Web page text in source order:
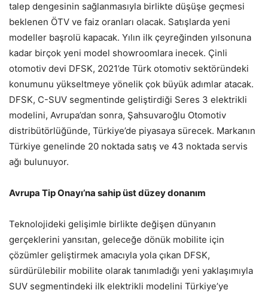
talep dengesinin sağlanmasıyla birlikte düşüşe geçmesi
beklenen ÖTV ve faiz oranları olacak. Satışlarda yeni
modeller başrolü kapacak. Yılın ilk çeyreğinden yılsonuna
kadar birçok yeni model showroomlara inecek. Çinli
otomotiv devi DFSK, 2021’de Türk otomotiv sektöründeki
konumunu yükseltmeye yönelik çok büyük adımlar atacak.
DFSK, C-SUV segmentinde geliştirdiği Seres 3 elektrikli
modelini, Avrupa’dan sonra, Şahsuvaroğlu Otomotiv
distribütörlüğünde, Türkiye’de piyasaya sürecek. Markanın
Türkiye genelinde 20 noktada satış ve 43 noktada servis
ağı bulunuyor.
Avrupa Tip Onayı’na sahip üst düzey donanım
Teknolojideki gelişimle birlikte değişen dünyanın
gerçeklerini yansıtan, geleceğe dönük mobilite için
çözümler geliştirmek amacıyla yola çıkan DFSK,
sürdürülebilir mobilite olarak tanımladığı yeni yaklaşımıyla
SUV segmentindeki ilk elektrikli modelini Türkiye’ye